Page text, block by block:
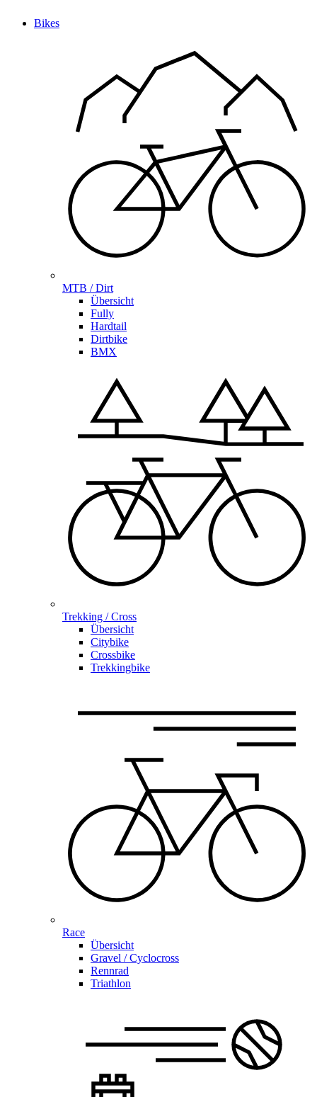
Bikes
MTB / Dirt
Übersicht
Fully
Hardtail
Dirtbike
BMX
Trekking / Cross
Übersicht
Citybike
Crossbike
Trekkingbike
Race
Übersicht
Gravel / Cyclocross
Rennrad
Triathlon